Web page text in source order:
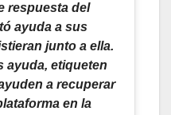
respuesta del
ayuda a sus
junto a ella.
ayuda, etiqueten
a recuperar
en la